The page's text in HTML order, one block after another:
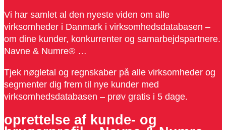
Vi har samlet al den nyeste viden om alle
virksomheder i Danmark i virksomhedsdatabasen –
om dine kunder, konkurrenter og samarbejdspartnere.
Navne & Numre® …
Tjek nøgletal og regnskaber på alle virksomheder og
segmenter dig frem til nye kunder med
virksomhedsdatabasen – prøv gratis i 5 dage.
oprettelse af kunde- og